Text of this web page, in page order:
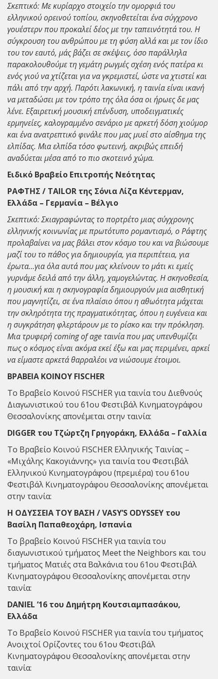
Σκεπτικό: Με κυρίαρχο στοιχείο την ομορφιά του
ελληνικού ορεινού τοπίου, σκηνοθετείται ένα σύγχρονο
γουέστερν που προκαλεί δέος με την ταπεινότητά του. Η
σύγκρουση του ανθρώπου με τη φύση αλλά και με τον ίδιο
του τον εαυτό, μάς βάζει σε σκέψεις, όσο παράλληλα
παρακολουθούμε τη γεμάτη ρωγμές σχέση ενός πατέρα κι
ενός γιού να χτίζεται για να γκρεμιστεί, ώστε να χτιστεί και
πάλι από την αρχή. Παρότι λακωνική, η ταινία είναι ικανή
να μεταδώσει με τον τρόπο της όλα όσα οι ήρωες δε μας
λένε. Εξαιρετική μουσική επένδυση, υποδειγματικές
ερμηνείες, καλογραμμένο σενάριο με αρκετή δόση χιούμορ
και ένα ανατρεπτικό φινάλε που μας μυεί στο αίσθημα της
ελπίδας. Μια ελπίδα τόσο φωτεινή, ακριβώς επειδή
αναδύεται μέσα από το πιο σκοτεινό χώμα.
Ειδικό Βραβείο Επιτροπής Νεότητας
ΡΑΦΤΗΣ / TAILOR της Σόνια Λίζα Κέντερμαν,
Ελλάδα – Γερμανία – Βέλγιο
Σκεπτικό: Σκιαγραφώντας το πορτρέτο μιας σύγχρονης
ελληνικής κοινωνίας με πρωτότυπο ρομαντισμό, ο Ράφτης
προλαβαίνει να μας βάλει στον κόσμο του και να βιώσουμε
μαζί του το πάθος για δημιουργία, για περιπέτεια, για
έρωτα…για όλα αυτά που μας κλείνουν το μάτι κι εμείς
γυρνάμε δειλά από την άλλη, χαμογελώντας. Η σκηνοθεσία,
η μουσική και η σκηνογραφία δημιουργούν μια αισθητική
που μαγνητίζει, σε ένα πλαίσιο όπου η αθωότητα μάχεται
την σκληρότητα της πραγματικότητας, όπου η ευγένεια και
η συγκράτηση φλερτάρουν με το ρίσκο και την πρόκληση.
Μια τρυφερή coming of age ταινία που μας υπενθυμίζει
πως ο κόσμος είναι ακόμα εκεί έξω και μας περιμένει, αρκεί
να είμαστε αρκετά θαρραλέοι να νιώσουμε έτοιμοι.
BΡΑΒΕΙΑ ΚΟΙΝΟΥ FISCHER
Το Βραβείο Κοινού FISCHER για ταινία του Διεθνούς
Διαγωνιστικού του 61ου Φεστιβάλ Κινηματογράφου
Θεσσαλονίκης απονέμεται στην ταινία:
DIGGER του Τζώρτζη Γρηγοράκη, Ελλάδα – Γαλλία
Το Βραβείο Κοινού FISCHER Ελληνικής Ταινίας –
«Μιχάλης Κακογιάννης» για ταινία του Φεστιβάλ
Ελληνικού Κινηματογράφου (πρεμιέρα) του 61ου
Φεστιβάλ Κινηματογράφου Θεσσαλονίκης απονέμεται
στην ταινία:
Η ΟΔΥΣΣΕΙΑ ΤΟΥ ΒΑΣΗ / VASY’S ODYSSEY του
Βασίλη Παπαθεοχάρη, Ισπανία
Το βραβείο Κοινού FISCHER για ταινία του
διαγωνιστικού τμήματος Meet the Neighbors και του
τμήματος Ματιές στα Βαλκάνια του 61ου Φεστιβάλ
Κινηματογράφου Θεσσαλονίκης απονέμεται στην
ταινία:
DANIEL ’16 του Δημήτρη Κουτσιαμπασάκου,
Ελλάδα
Το Βραβείο Κοινού FISCHER για ταινία του τμήματος
Ανοιχτοί Ορίζοντες του 61ου Φεστιβάλ
Κινηματογράφου Θεσσαλονίκης απονέμεται στην
ταινία: